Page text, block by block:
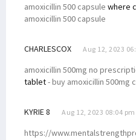
amoxicillin 500 capsule where
amoxicillin 500 capsule
CHARLESCOX Aug 12, 2023
amoxicillin 500mg no
tablet- buy amoxicillin 500mg
KYRIE 8 Aug 12, 2023 08:04 pm
https://